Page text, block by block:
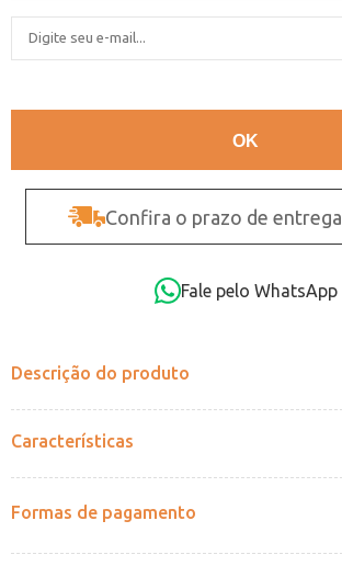
Confira o prazo de entrega
Fale pelo WhatsApp
Descrição do produto
Características
Formas de pagamento